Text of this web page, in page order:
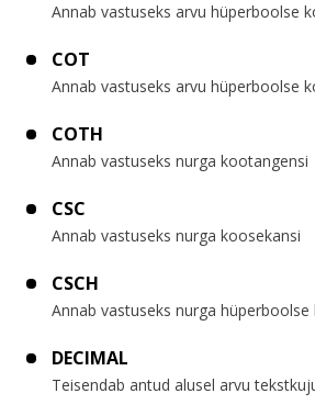
Annab vastuseks arvu hüperboolse
COT
Annab vastuseks arvu hüperboolse
COTH
Annab vastuseks nurga kootangensi
CSC
Annab vastuseks nurga koosekansi
CSCH
Annab vastuseks nurga hüperboolse
DECIMAL
Teisendab antud alusel arvu